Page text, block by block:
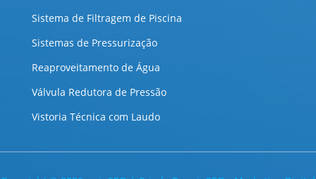
Sistema de Filtragem de Piscina
Sistemas de Pressurização
Reaproveitamento de Água
Válvula Redutora de Pressão
Vistoria Técnica com Laudo